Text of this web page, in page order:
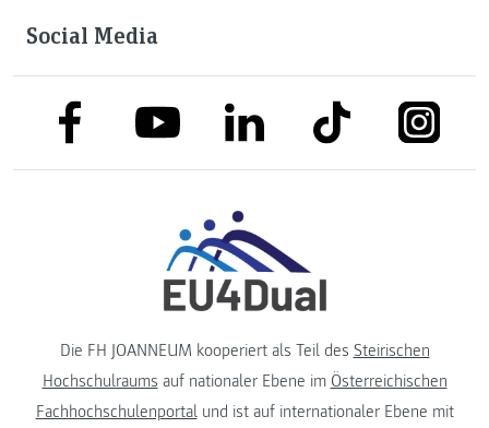
Social Media
link to facebooklink to youtubelink to linkedinlink to tiktok
Die FH JOANNEUM kooperiert als Teil des Steirischen
Hochschulraums auf nationaler Ebene im Österreichischen
Fachhochschulenportalund ist auf internationaler Ebene mit